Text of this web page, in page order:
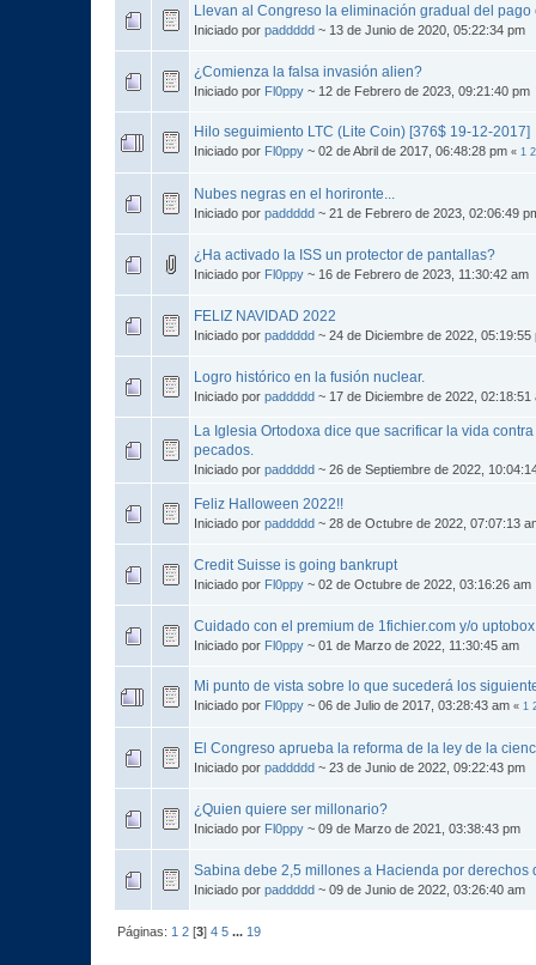
Llevan al Congreso la eliminación gradual del pago
Iniciado por paddddd ~ 13 de Junio de 2020, 05:22:34 pm
¿Comienza la falsa invasión alien?
Iniciado por Fl0ppy ~ 12 de Febrero de 2023, 09:21:40 pm
Hilo seguimiento LTC (Lite Coin) [376$ 19-12-2017]
Iniciado por Fl0ppy ~ 02 de Abril de 2017, 06:48:28 pm « 1 2
Nubes negras en el horironte...
Iniciado por paddddd ~ 21 de Febrero de 2023, 02:06:49
¿Ha activado la ISS un protector de pantallas?
Iniciado por Fl0ppy ~ 16 de Febrero de 2023, 11:30:42 am
FELIZ NAVIDAD 2022
Iniciado por paddddd ~ 24 de Diciembre de 2022, 05:19:55
Logro histórico en la fusión nuclear.
Iniciado por paddddd ~ 17 de Diciembre de 2022, 02:18:51
La Iglesia Ortodoxa dice que sacrificar la vida
pecados.
Iniciado por paddddd ~ 26 de Septiembre de 2022,
Feliz Halloween 2022!!
Iniciado por paddddd ~ 28 de Octubre de 2022, 07:07:13
Credit Suisse is going bankrupt
Iniciado por Fl0ppy ~ 02 de Octubre de 2022, 03:16:26 am
Cuidado con el premium de 1fichier.com y/o uptobox
Iniciado por Fl0ppy ~ 01 de Marzo de 2022, 11:30:45 am
Mi punto de vista sobre lo que sucederá los
Iniciado por Fl0ppy ~ 06 de Julio de 2017, 03:28:43 am « 1
El Congreso aprueba la reforma de la ley de la
Iniciado por paddddd ~ 23 de Junio de 2022, 09:22:43 pm
¿Quien quiere ser millonario?
Iniciado por Fl0ppy ~ 09 de Marzo de 2021, 03:38:43 pm
Sabina debe 2,5 millones a Hacienda por derechos
Iniciado por paddddd ~ 09 de Junio de 2022, 03:26:40 am
Páginas: 1 2 [3]4 5 ... 19